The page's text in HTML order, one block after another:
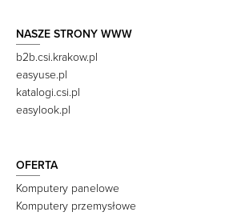
NASZE STRONY WWW
b2b.csi.krakow.pl
easyuse.pl
katalogi.csi.pl
easylook.pl
OFERTA
Komputery panelowe
Komputery przemysłowe